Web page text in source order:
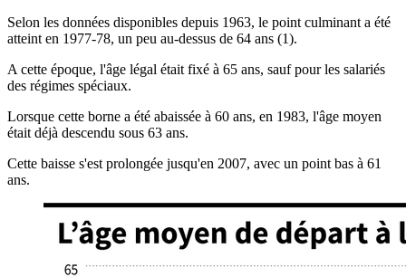
Selon les données disponibles depuis 1963, le point culminant a été
atteint en 1977-78, un peu au-dessus de 64 ans (1).
A cette époque, l'âge légal était fixé à 65 ans, sauf pour les salariés
des régimes spéciaux.
Lorsque cette borne a été abaissée à 60 ans, en 1983, l'âge moyen
était déjà descendu sous 63 ans.
Cette baisse s'est prolongée jusqu'en 2007, avec un point bas à 61
ans.